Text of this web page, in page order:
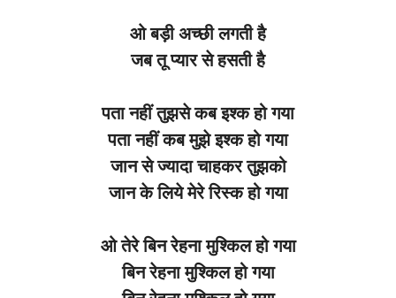
ओ बड़ी अच्छी लगती है
जब तू प्यार से हसती है
पता नहीं तुझसे कब इश्क हो गया
पता नहीं कब मुझे इश्क हो गया
जान से ज्यादा चाहकर तुझको
जान के लिये मेरे रिस्क हो गया
ओ तेरे बिन रेहना मुश्किल हो गया
बिन रेहना मुश्किल हो गया